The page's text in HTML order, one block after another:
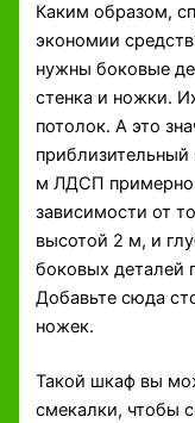
Каким образом,
экономии
нужны боковые
стенка и ножки.
потолок. А это
приблизительный
м ЛДСП примерно
зависимости от
высотой 2 м, и
боковых деталей
Добавьте сюда
ножек.
Такой шкаф вы
смекалки, чтобы